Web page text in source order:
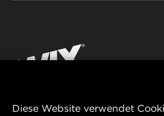
KONTAKT
IMPRESSUM
YouTube
Diese Website verwendet